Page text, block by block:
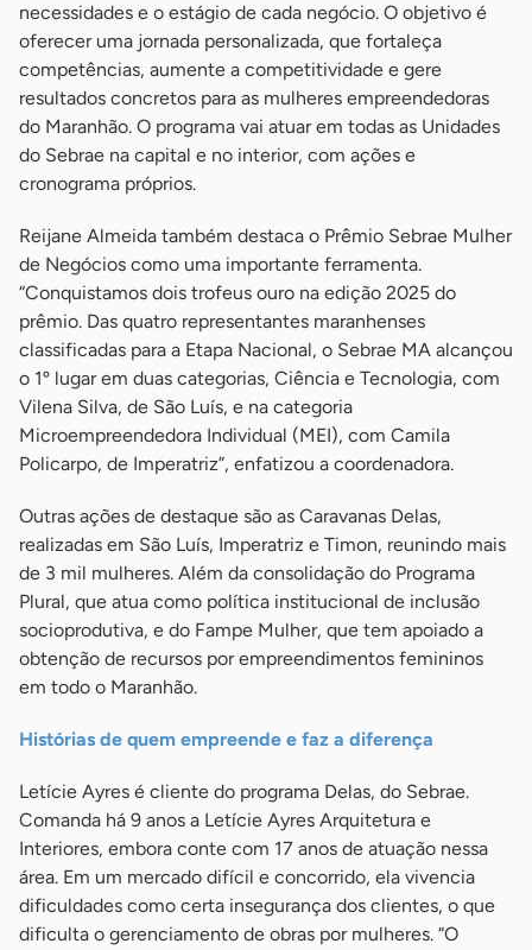
necessidades e o estágio de cada negócio. O objetivo é
oferecer uma jornada personalizada, que fortaleça
competências, aumente a competitividade e gere
resultados concretos para as mulheres empreendedoras
do Maranhão. O programa vai atuar em todas as Unidades
do Sebrae na capital e no interior, com ações e
cronograma próprios.
Reijane Almeida também destaca o Prêmio Sebrae Mulher
de Negócios como uma importante ferramenta.
“Conquistamos dois trofeus ouro na edição 2025 do
prêmio. Das quatro representantes maranhenses
classificadas para a Etapa Nacional, o Sebrae MA alcançou
o 1º lugar em duas categorias, Ciência e Tecnologia, com
Vilena Silva, de São Luís, e na categoria
Microempreendedora Individual (MEI), com Camila
Policarpo, de Imperatriz”, enfatizou a coordenadora.
Outras ações de destaque são as Caravanas Delas,
realizadas em São Luís, Imperatriz e Timon, reunindo mais
de 3 mil mulheres. Além da consolidação do Programa
Plural, que atua como política institucional de inclusão
socioprodutiva, e do Fampe Mulher, que tem apoiado a
obtenção de recursos por empreendimentos femininos
em todo o Maranhão.
Histórias de quem empreende e faz a diferença
Letície Ayres é cliente do programa Delas, do Sebrae.
Comanda há 9 anos a Letície Ayres Arquitetura e
Interiores, embora conte com 17 anos de atuação nessa
área. Em um mercado difícil e concorrido, ela vivencia
dificuldades como certa insegurança dos clientes, o que
dificulta o gerenciamento de obras por mulheres. “O